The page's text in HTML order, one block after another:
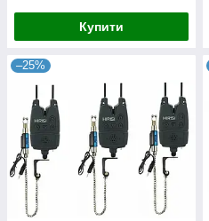
Купити
–25%